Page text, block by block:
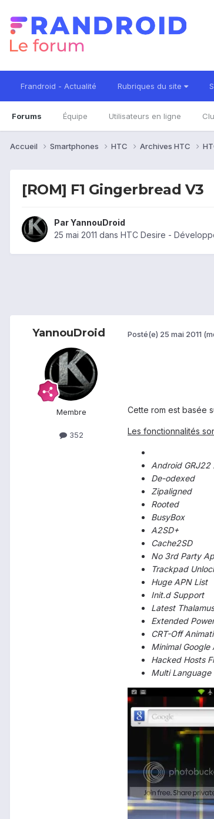
Frandroid - Actualité Rubriques du site
Forums Équipe Utilisateurs en ligne
Accueil Smartphones HTC Archives HTC
[ROM] F1 Gingerbread V3
ParYannouDroid
25 mai 2011 dans HTC Desire -
YannouDroid
Membre
352
Posté(e) 25 mai 2011
Cette rom est basée
Les fonctionnalités
Android GRJ22
De-odexed
Zipaligned
Rooted
BusyBox
A2SD+
Cache2SD
No 3rd Party
Trackpad
Huge APN List
Init.d Support
Latest
Extended
CRT-Off
Minimal Google
Hacked Hosts
Multi